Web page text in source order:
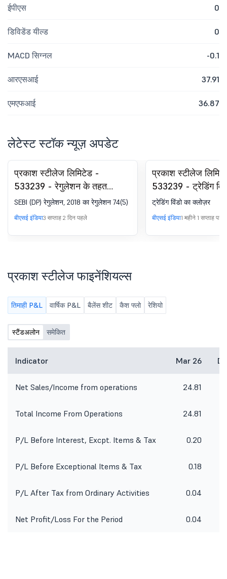
ईपीएस 0
डिविडेंड यील्ड 0
MACD सिग्नल -0.1
आरएसआई 37.91
एमएफआई 36.87
लेटेस्ट स्टॉक न्यूज़ अपडेट
प्रकाश स्टीलेज लिमिटेड -
533239 - रेगुलेशन के तहत
कम्प्लायंस-सर्टिफिकेट. SEBI (DP)
विनियम, 2018 का 74(5)
SEBI (DP) रेगुलेशन, 2018 का रेगुलेशन 74(5)
बीएसई इंडिया3 सप्ताह 2 दिन पहले
प्रकाश स्टीलेज
533239 - ट्रेडिंग
ट्रेडिंग विंडो का क्लोज़र
बीएसई इंडिया1 महीने 1 सप्ताह पहले
प्रकाश स्टीलेज फाइनेंशियल्स
तिमाही P&L वार्षिक P&L बैलेंस शीट कैश फ्लो रेशियो
स्टैंडअलोन समेकित
Indicator Mar 26
Net Sales/Income from operations 24.81
Total Income From Operations 24.81
P/L Before Interest, Excpt. Items & Tax 0.20
P/L Before Exceptional Items & Tax 0.18
P/L After Tax from Ordinary Activities 0.04
Net Profit/Loss For the Period 0.04